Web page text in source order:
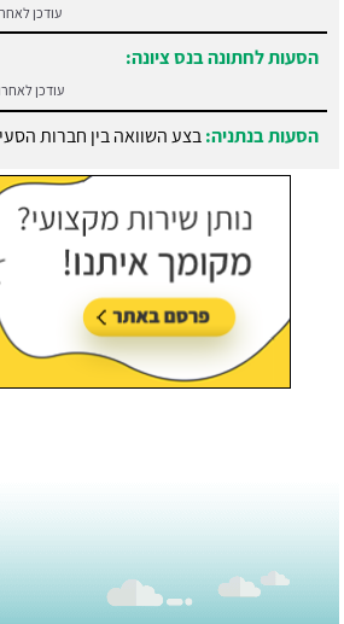
עודכן
הסעות לחתונה בנס ציונה:
עודכן
הסעות בנתניה:בצע השוואה בין חברות